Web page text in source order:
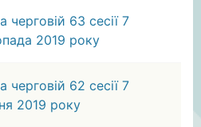
черговій 63 сесії 7
2019 року
черговій 62 сесії 7
2019 року